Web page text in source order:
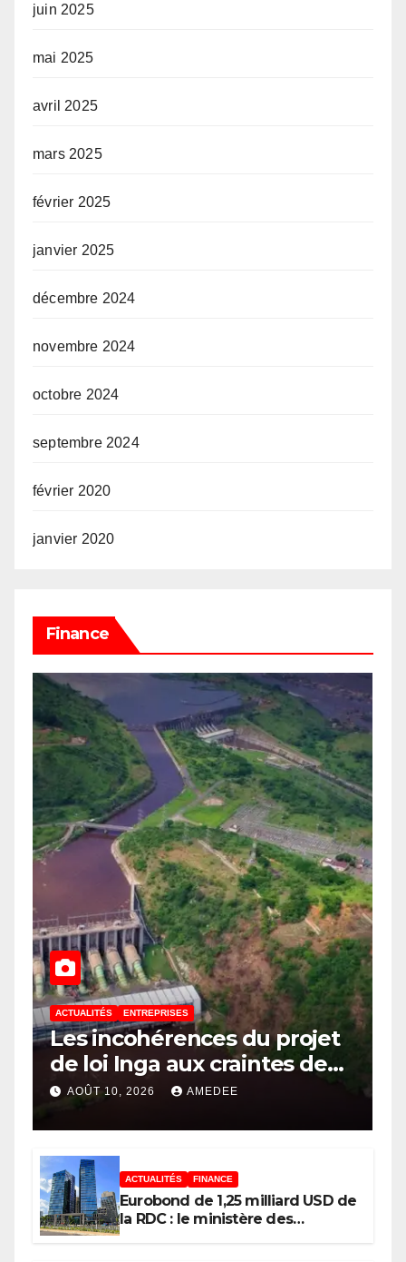
juin 2025
mai 2025
avril 2025
mars 2025
février 2025
janvier 2025
décembre 2024
novembre 2024
octobre 2024
septembre 2024
février 2020
janvier 2020
Finance
ACTUALITÉS ENTREPRISES
Les incohérences du projet
de loi Inga aux craintes de
création d’une zone
d’exception au Kongo
législateur Congolais !
AOÛT 10, 2026 AMEDEE
ACTUALITÉS FINANCE
Eurobond de 1,25 milliard USD de
la RDC : le ministère des